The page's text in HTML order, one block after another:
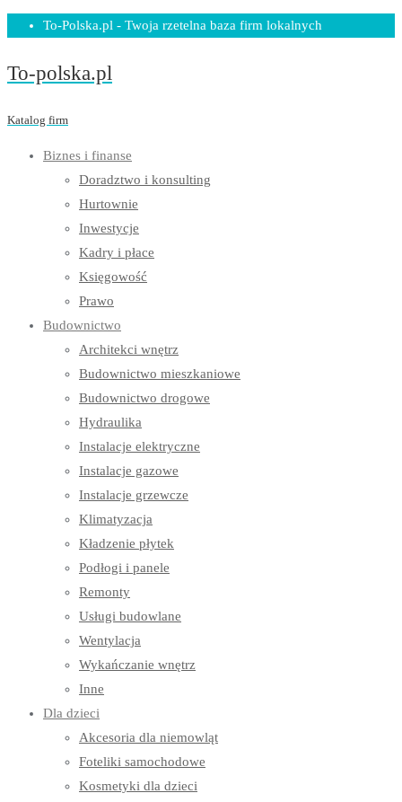
Skip
content
To-Polska.pl - Twoja rzetelna baza firm lokalnych
To-polska.pl
Katalog firm
Biznes i finanse
Doradztwo i konsulting
Hurtownie
Inwestycje
Kadry i płace
Księgowość
Prawo
Budownictwo
Architekci wnętrz
Budownictwo mieszkaniowe
Budownictwo drogowe
Hydraulika
Instalacje elektryczne
Instalacje gazowe
Instalacje grzewcze
Klimatyzacja
Kładzenie płytek
Podłogi i panele
Remonty
Usługi budowlane
Wentylacja
Wykańczanie wnętrz
Inne
Dla dzieci
Akcesoria dla niemowląt
Foteliki samochodowe
Kosmetyki dla dzieci